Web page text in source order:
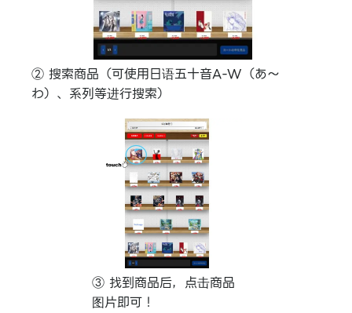
② 搜索商品（可使用日语五十音A-W（あ〜
わ）、系列等进行搜索）
③ 找到商品后，点击商品
图片即可！